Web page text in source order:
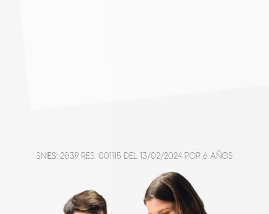
SNIES: 2039 RES. 001115 DEL 13/02/2024 POR 6 AÑOS